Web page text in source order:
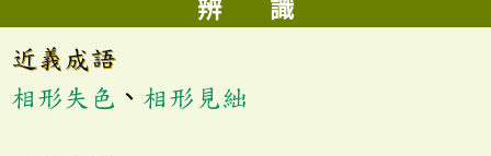
辨 識
近義成語
相形失色 、 相形見絀